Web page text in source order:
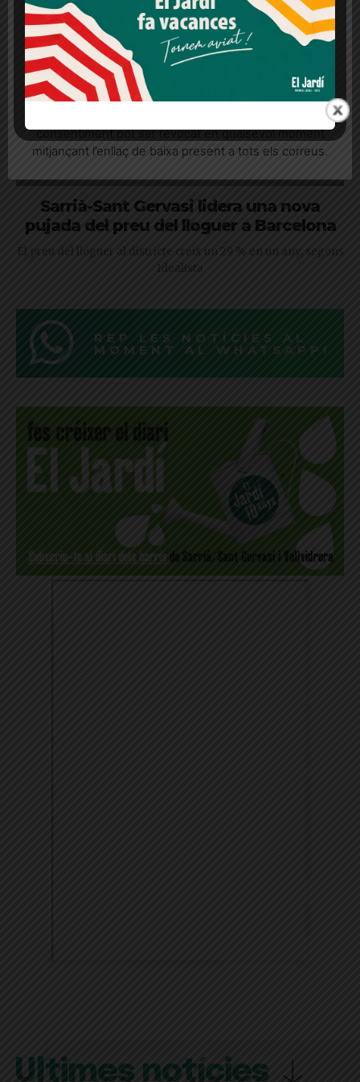
Sarrià-Sant Gervasi lidera una nova
pujada del preu del lloguer a Barcelona
El preu del lloguer al districte creix un 29 % en un any, segons
Idealista
REP LES NOTÍCIES AL
MOMENT AL WHATSAPP!
Últimes notícies
Més informació Acceptar Rebutjar tot
Quan l’usuari crea un compte al Diari el Jardí, dona el
seu consentiment explícit per rebre comunicacions
consentiment pot ser revocat en qualsevol moment
mitjançant l’enllaç de baixa present a tots els correus.